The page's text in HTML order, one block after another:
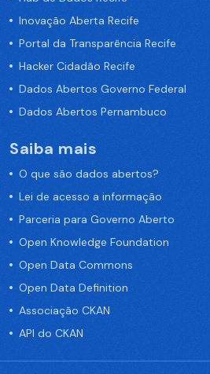
Inovação Aberta Recife
Portal da Transparência Recife
Hacker Cidadão Recife
Dados Abertos Governo Federal
Dados Abertos Pernambuco
Saiba mais
O que são dados abertos?
Lei de acesso a informação
Parceria para Governo Aberto
Open Knowledge Foundation
Open Data Commons
Open Data Definition
Associação CKAN
API do CKAN